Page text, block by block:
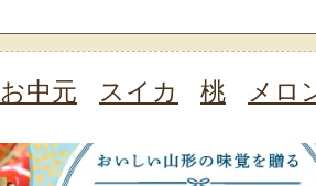
お中元 スイカ 桃 メロ